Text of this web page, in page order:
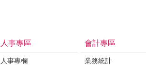
人事專區
人事專欄
會計專區
業務統計